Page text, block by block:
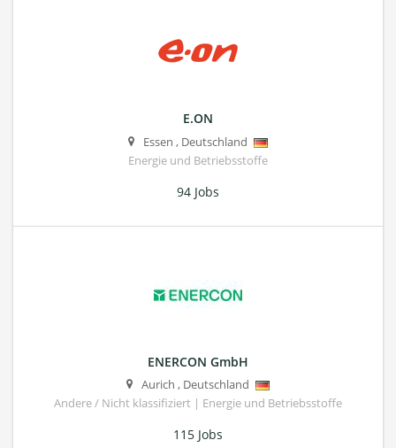
E.ON
Essen , Deutschland
Energie und Betriebsstoffe
94 Jobs
ENERCON GmbH
Aurich , Deutschland
Andere / Nicht klassifiziert | Energie und Betriebsstoffe
115 Jobs